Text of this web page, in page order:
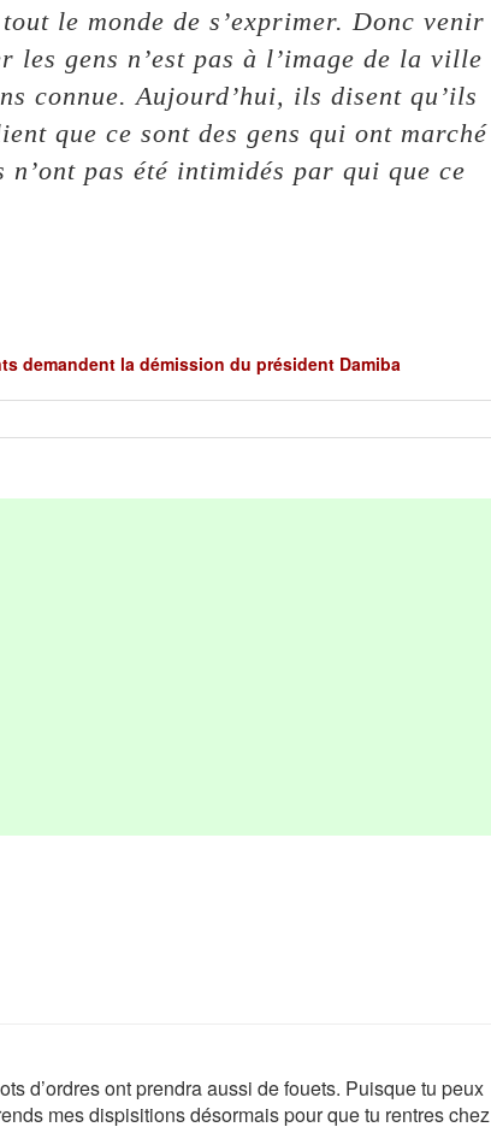
le monde de s’exprimer. Donc venir
les gens n’est pas à l’image de la ville
connue. Aujourd’hui, ils disent qu’ils
que ce sont des gens qui ont marché
pas été intimidés par qui que ce
demandent la démission du président Damiba
d’ordres ont prendra aussi de fouets. Puisque tu peux
mes dispisitions désormais pour que tu rentres chez